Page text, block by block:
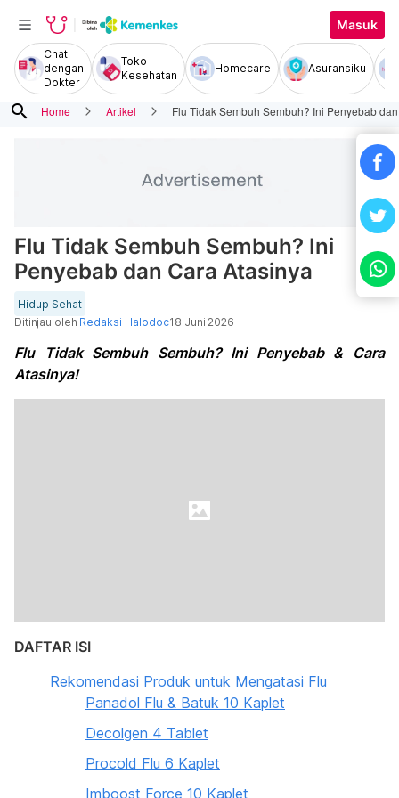
Masuk
Chat
dengan
Dokter
Toko
Kesehatan
Homecare Asuransiku
search Home Artikel Flu Tidak Sembuh Sembuh? Ini Penyebab
Flu Tidak Sembuh Sembuh? Ini
Penyebab dan Cara Atasinya
Hidup Sehat
Ditinjau oleh Redaksi Halodoc18 Juni 2026
Flu Tidak Sembuh Sembuh? Ini Penyebab & Cara
Atasinya!
DAFTAR ISI
Rekomendasi Produk untuk Mengatasi Flu
Panadol Flu & Batuk 10 Kaplet
Decolgen 4 Tablet
Procold Flu 6 Kaplet
Imboost Force 10 Kaplet